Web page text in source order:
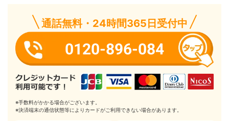
通話無料・24時間365日受付中
0120-896-084
※手数料がかかる場合がございます。
※決済端末の通信状態等によりカードがご利用できない場合があります。